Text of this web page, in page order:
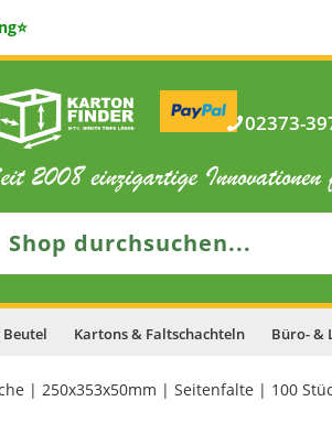
02373-
Kartons & Faltschachteln Büro- &
| 250x353x50mm | Seitenfalte | 100